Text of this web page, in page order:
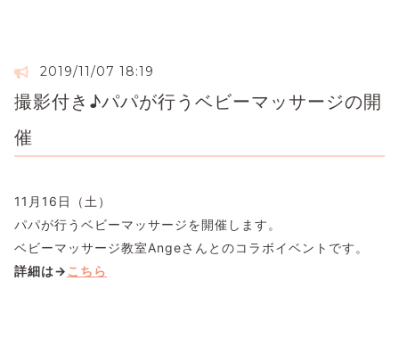
2019/11/07 18:19
撮影付き♪パパが行うベビーマッサージの開
催
11月16日（土）
パパが行うベビーマッサージを開催します。
ベビーマッサージ教室Angeさんとのコラボイベントです。
詳細は→こちら